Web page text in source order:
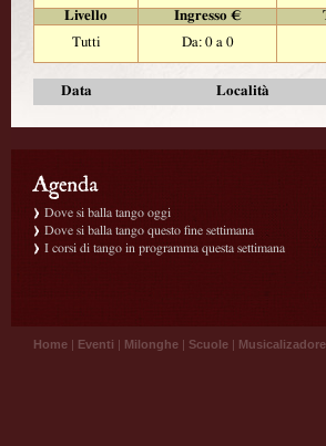
Livello
Ingresso €
Tutti
Da: 0 a 0
Data Località
Dove si balla tango oggi
Dove si balla tango questo fine settimana
I corsi di tango in programma questa settimana
Home | Eventi | Milonghe | Scuole |